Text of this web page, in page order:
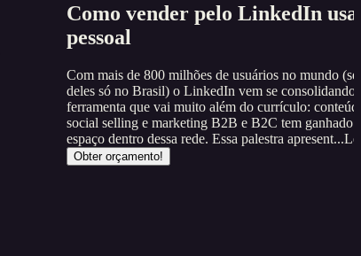
Como vender pelo LinkedIn
pessoal
Com mais de 800 milhões de usuários no mundo
deles só no Brasil) o LinkedIn vem se consolidando
ferramenta que vai muito além do currículo:
social selling e marketing B2B e B2C tem ganhado
espaço dentro dessa rede. Essa palestra apresent...
Obter orçamento!